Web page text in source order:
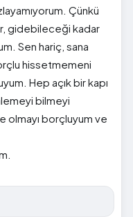
Çünkü
gidebileceği kadar
Sen hariç, sana
hissetmemeni
Hep açık bir kapı
bilmeyi
olmayı borçluyum ve